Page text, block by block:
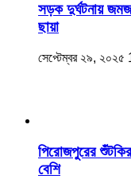
সড়ক দুর্ঘটনায়
ছায়া
সেপ্টেম্বর ২৯, ২০২৫
‎পিরোজপুরের
বেশি